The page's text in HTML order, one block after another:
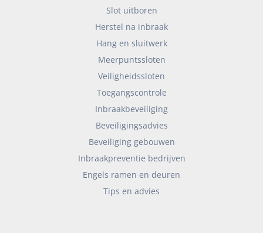
Slot uitboren
Herstel na inbraak
Hang en sluitwerk
Meerpuntssloten
Veiligheidssloten
Toegangscontrole
Inbraakbeveiliging
Beveiligingsadvies
Beveiliging gebouwen
Inbraakpreventie bedrijven
Engels ramen en deuren
Tips en advies